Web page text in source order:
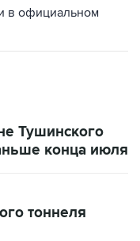
в официальном
Тушинского
конца июля
тоннеля